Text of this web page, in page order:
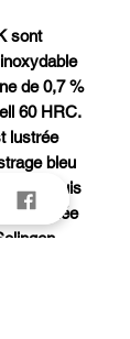
sont
de 0,7 %
60 HRC.
lustrée
bleu
depuis